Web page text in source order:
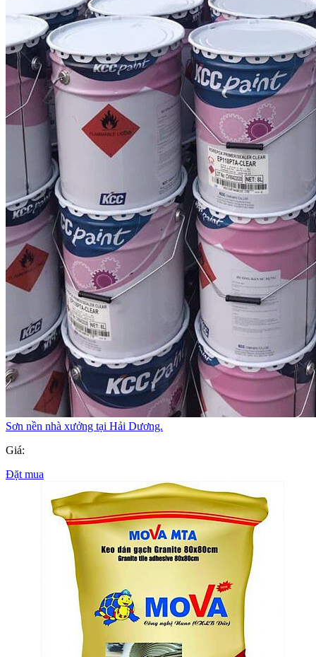
Sơn nền nhà xưởng tại Hải Dương.
Giá:
Đặt mua